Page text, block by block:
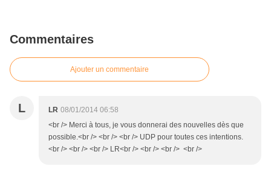
Commentaires
Ajouter un commentaire
L LR 08/01/2014 06:58
<br /> Merci à tous, je vous donnerai des nouvelles dès que
possible.<br /> <br /> <br /> UDP pour toutes ces intentions.
<br /> <br /> <br /> LR<br /> <br /> <br /> <br />